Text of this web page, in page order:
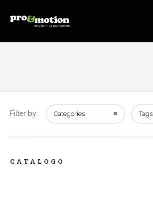
Filter by: Categories Tags
CATALOGO